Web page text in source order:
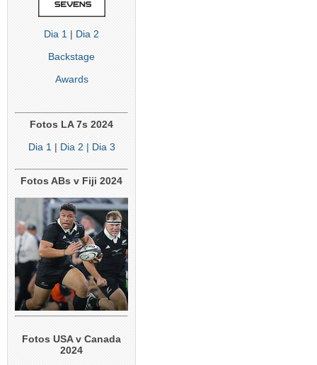
Dia 1 | Dia 2
Backstage
Awards
Fotos LA 7s 2024
Dia 1 | Dia 2 | Dia 3
Fotos ABs v Fiji 2024
Fotos USA v Canada
2024